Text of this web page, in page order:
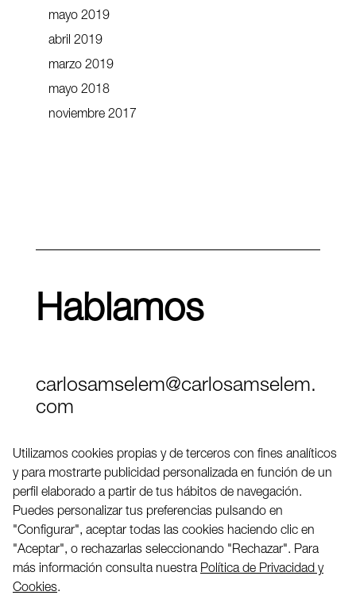
mayo 2019
abril 2019
marzo 2019
mayo 2018
noviembre 2017
Hablamos
carlosamselem@carlosamselem.
com
Twitter
LinkedIN
2026 ©
Utilizamos cookies propias y de terceros con fines analíticos
y para mostrarte publicidad personalizada en función de un
perfil elaborado a partir de tus hábitos de navegación.
Puedes personalizar tus preferencias pulsando en
"Configurar", aceptar todas las cookies haciendo clic en
"Aceptar", o rechazarlas seleccionando "Rechazar". Para
más información consulta nuestra Política de Privacidad y
Cookies.